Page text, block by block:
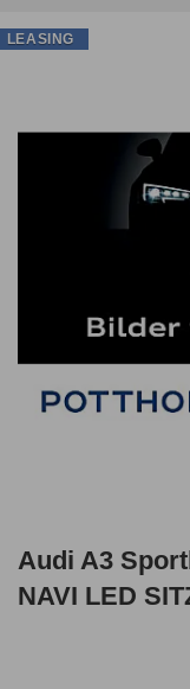
Audi A3
NAVI LED
LEASING